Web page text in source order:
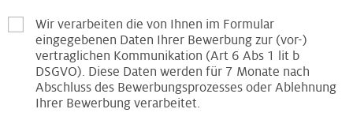
Wir verarbeiten die von Ihnen im Formular
eingegebenen Daten Ihrer Bewerbung zur (vor-)
vertraglichen Kommunikation (Art 6 Abs 1 lit b
DSGVO). Diese Daten werden für 7 Monate nach
Abschluss des Bewerbungsprozesses oder Ablehnung
Ihrer Bewerbung verarbeitet.